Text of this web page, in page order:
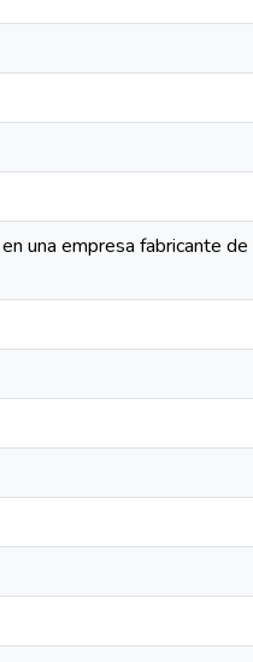
una empresa fabricante de